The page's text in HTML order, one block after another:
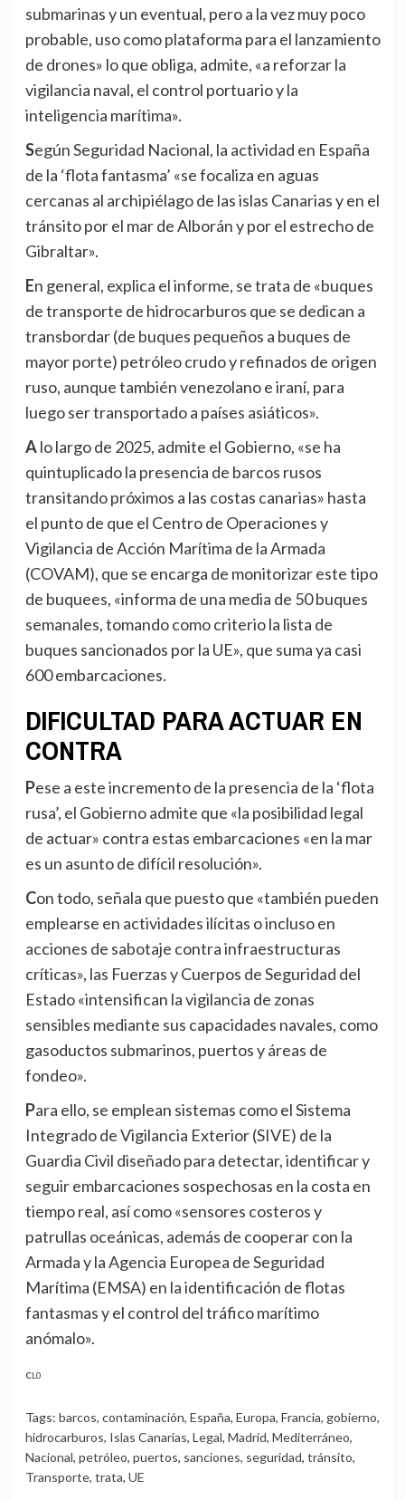
submarinas y un eventual, pero a la vez muy poco
probable, uso como plataforma para el lanzamiento
de drones» lo que obliga, admite, «a reforzar la
vigilancia naval, el control portuario y la
inteligencia marítima».
Según Seguridad Nacional, la actividad en España
de la ‘flota fantasma’ «se focaliza en aguas
cercanas al archipiélago de las islas Canarias y en el
tránsito por el mar de Alborán y por el estrecho de
Gibraltar».
En general, explica el informe, se trata de «buques
de transporte de hidrocarburos que se dedican a
transbordar (de buques pequeños a buques de
mayor porte) petróleo crudo y refinados de origen
ruso, aunque también venezolano e iraní, para
luego ser transportado a países asiáticos».
A lo largo de 2025, admite el Gobierno, «se ha
quintuplicado la presencia de barcos rusos
transitando próximos a las costas canarias» hasta
el punto de que el Centro de Operaciones y
Vigilancia de Acción Marítima de la Armada
(COVAM), que se encarga de monitorizar este tipo
de buquees, «informa de una media de 50 buques
semanales, tomando como criterio la lista de
buques sancionados por la UE», que suma ya casi
600 embarcaciones.
DIFICULTAD PARA ACTUAR EN
CONTRA
Pese a este incremento de la presencia de la ‘flota
rusa’, el Gobierno admite que «la posibilidad legal
de actuar» contra estas embarcaciones «en la mar
es un asunto de difícil resolución».
Con todo, señala que puesto que «también pueden
emplearse en actividades ilícitas o incluso en
acciones de sabotaje contra infraestructuras
críticas», las Fuerzas y Cuerpos de Seguridad del
Estado «intensifican la vigilancia de zonas
sensibles mediante sus capacidades navales, como
gasoductos submarinos, puertos y áreas de
fondeo».
Para ello, se emplean sistemas como el Sistema
Integrado de Vigilancia Exterior (SIVE) de la
Guardia Civil diseñado para detectar, identificar y
seguir embarcaciones sospechosas en la costa en
tiempo real, así como «sensores costeros y
patrullas oceánicas, además de cooperar con la
Armada y la Agencia Europea de Seguridad
Marítima (EMSA) en la identificación de flotas
fantasmas y el control del tráfico marítimo
anómalo».
CL0
Tags: barcos, contaminación, España, Europa, Francia, gobierno,
hidrocarburos, Islas Canarias, Legal, Madrid, Mediterráneo,
Nacional, petróleo, puertos, sanciones, seguridad, tránsito,
Transporte, trata, UE